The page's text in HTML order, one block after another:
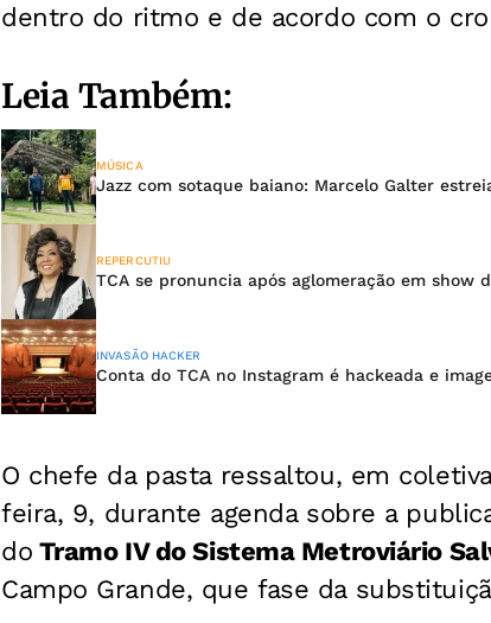
dentro do ritmo e de acordo com o
Leia Também:
MÚSICA
Jazz com sotaque baiano: Marcelo Galter
REPERCUTIU
TCA se pronuncia após aglomeração em show
INVASÃO HACKER
Conta do TCA no Instagram é hackeada e
O chefe da pasta ressaltou, em
feira, 9, durante agenda sobre a
do Tramo IV do Sistema Metroviário
Campo Grande, que fase da